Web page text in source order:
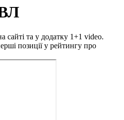
та у додатку 1+1 video.
позиції у рейтингу про